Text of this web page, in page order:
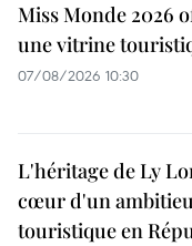
Miss Monde 2026
une vitrine
07/08/2026 10:30
L'héritage de Ly
cœur d'un
touristique en